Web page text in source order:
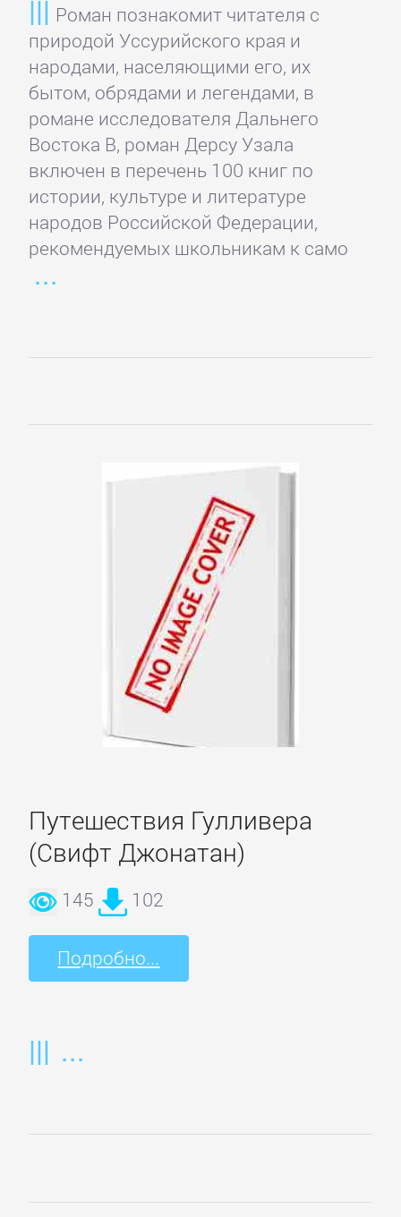
Роман познакомит читателя с
природой Уссурийского края и
народами, населяющими его, их
бытом, обрядами и легендами, в
романе исследователя Дальнего
Востока В, роман Дерсу Узала
включен в перечень 100 книг по
истории, культуре и литературе
народов Российской Федерации,
рекомендуемых школьникам к само
Путешествия Гулливера
(Свифт Джонатан)
145 102
Подробно...
Банковское
дело
Бухучет,
налогообложение,
аудит
ВЭД
Зарубежная
Недвижимость
О
бизнесе
популярно
карьера
Управление,